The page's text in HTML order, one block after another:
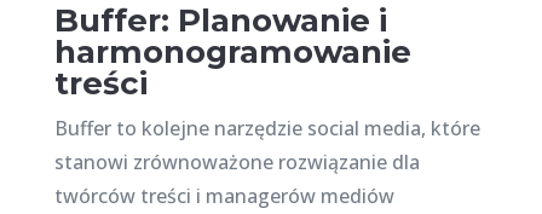
Buffer: Planowanie i
harmonogramowanie
treści
Buffer to kolejne narzędzie social media, które
stanowi zrównoważone rozwiązanie dla
twórców treści i managerów mediów